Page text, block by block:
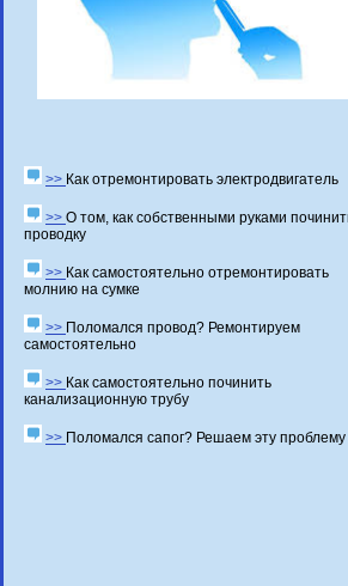
>> Как отремонтировать электродвигатель
>> О том, как собственными руками
проводку
>> Как самостоятельно отремонтировать
молнию на сумке
>> Поломался провод? Ремонтируем
самостоятельно
>> Как самостоятельно починить
канализационную трубу
>> Поломался сапог? Решаем эту проблему